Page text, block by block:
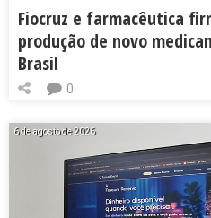
Fiocruz e farmacêutica
produção de novo
Brasil
0
6 de agosto de 2026